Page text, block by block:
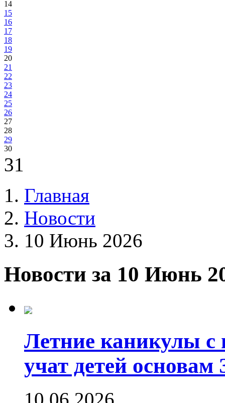
14
15
16
17
18
19
20
21
22
23
24
25
26
27
28
29
30
31
Главная
Новости
10 Июнь 2026
Новости за 10 Июнь
Летние каникулы с
учат детей